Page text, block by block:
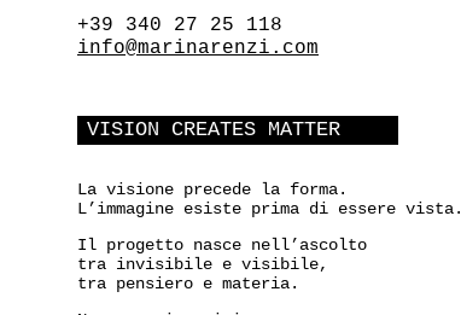
+39 340 27 25 118
info@marinarenzi.com
VISION CREATES MATTER
La visione precede la forma.
L’immagine esiste prima di essere vista.
Il progetto nasce nell’ascolto
tra invisibile e visibile,
tra pensiero e materia.